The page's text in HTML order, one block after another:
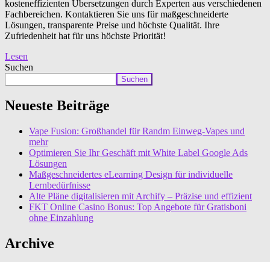
kosteneffizienten Übersetzungen durch Experten aus verschiedenen
Fachbereichen. Kontaktieren Sie uns für maßgeschneiderte
Lösungen, transparente Preise und höchste Qualität. Ihre
Zufriedenheit hat für uns höchste Priorität!
Lesen
Suchen
Suchen
Neueste Beiträge
Vape Fusion: Großhandel für Randm Einweg-Vapes und
mehr
Optimieren Sie Ihr Geschäft mit White Label Google Ads
Lösungen
Maßgeschneidertes eLearning Design für individuelle
Lernbedürfnisse
Alte Pläne digitalisieren mit Archify – Präzise und effizient
FKT Online Casino Bonus: Top Angebote für Gratisboni
ohne Einzahlung
Archive